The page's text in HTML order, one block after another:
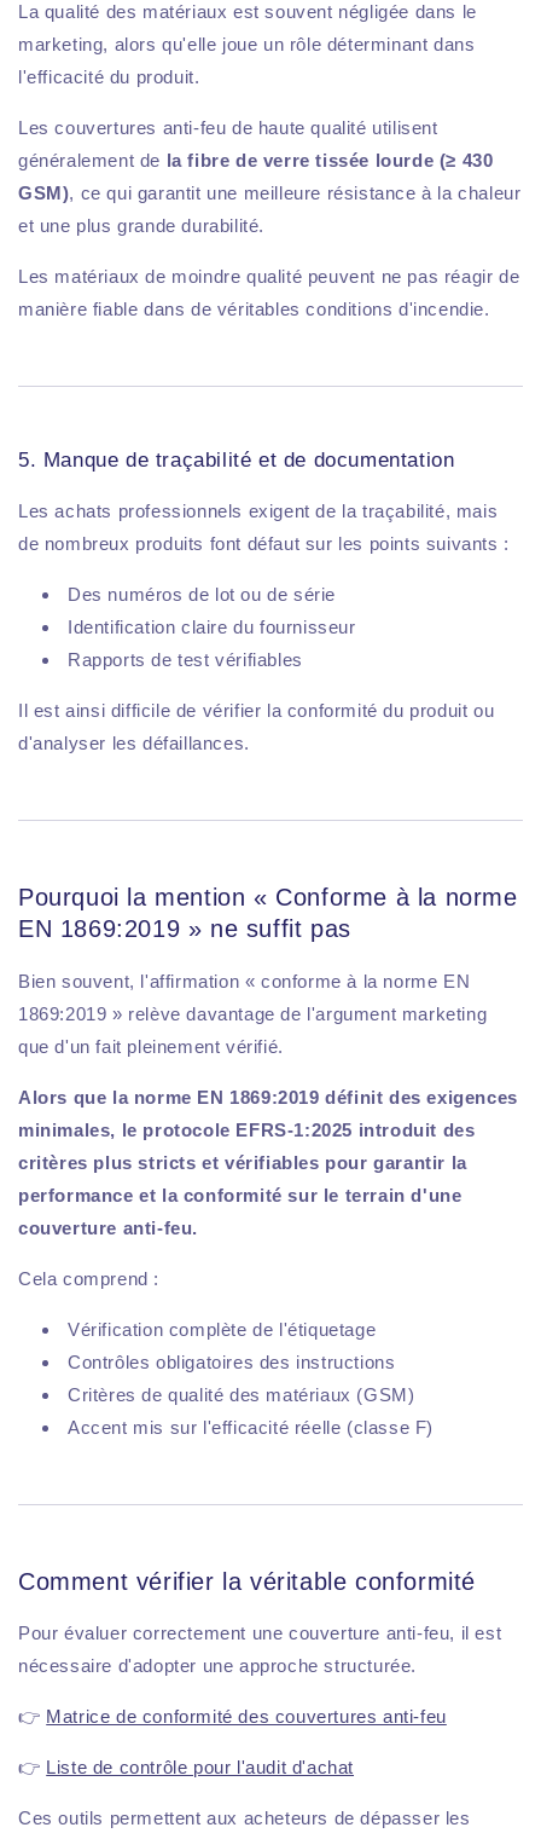
La qualité des matériaux est souvent négligée dans le
marketing, alors qu'elle joue un rôle déterminant dans
l'efficacité du produit.
Les couvertures anti-feu de haute qualité utilisent
généralement de la fibre de verre tissée lourde (≥ 430
GSM), ce qui garantit une meilleure résistance à la chaleur
et une plus grande durabilité.
Les matériaux de moindre qualité peuvent ne pas réagir de
manière fiable dans de véritables conditions d'incendie.
5. Manque de traçabilité et de documentation
Les achats professionnels exigent de la traçabilité, mais
de nombreux produits font défaut sur les points suivants :
Des numéros de lot ou de série
Identification claire du fournisseur
Rapports de test vérifiables
Il est ainsi difficile de vérifier la conformité du produit ou
d'analyser les défaillances.
Pourquoi la mention « Conforme à la norme
EN 1869:2019 » ne suffit pas
Bien souvent, l'affirmation « conforme à la norme EN
1869:2019 » relève davantage de l'argument marketing
que d'un fait pleinement vérifié.
Alors que la norme EN 1869:2019 définit des exigences
minimales, le protocole EFRS-1:2025 introduit des
critères plus stricts et vérifiables pour garantir la
performance et la conformité sur le terrain d'une
couverture anti-feu.
Cela comprend :
Vérification complète de l'étiquetage
Contrôles obligatoires des instructions
Critères de qualité des matériaux (GSM)
Accent mis sur l'efficacité réelle (classe F)
Comment vérifier la véritable conformité
Pour évaluer correctement une couverture anti-feu, il est
nécessaire d'adopter une approche structurée.
👉 Matrice de conformité des couvertures anti-feu
👉 Liste de contrôle pour l'audit d'achat
Ces outils permettent aux acheteurs de dépasser les